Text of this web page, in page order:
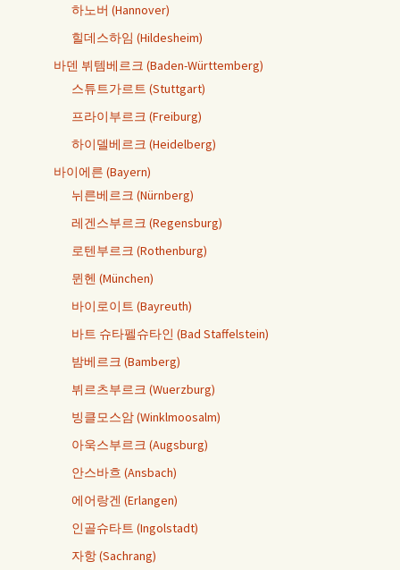
하노버 (Hannover)
힐데스하임 (Hildesheim)
바덴 뷔템베르크 (Baden-Württemberg)
스튜트가르트 (Stuttgart)
프라이부르크 (Freiburg)
하이델베르크 (Heidelberg)
바이에른 (Bayern)
뉘른베르크 (Nürnberg)
레겐스부르크 (Regensburg)
로텐부르크 (Rothenburg)
뮌헨 (München)
바이로이트 (Bayreuth)
바트 슈타펠슈타인 (Bad Staffelstein)
밤베르크 (Bamberg)
뷔르츠부르크 (Wuerzburg)
빙클모스암 (Winklmoosalm)
아욱스부르크 (Augsburg)
안스바흐 (Ansbach)
에어랑겐 (Erlangen)
인골슈타트 (Ingolstadt)
자항 (Sachrang)